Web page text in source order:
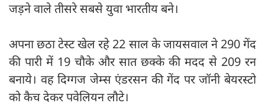
जड़ने वाले तीसरे सबसे युवा भारतीय बने।
अपना छठा टेस्ट खेल रहे 22 साल के जायसवाल ने 290 गेंद
की पारी में 19 चौके और सात छक्के की मदद से 209 रन
बनाये। वह दिग्गज जेम्स एंडरसन की गेंद पर जॉनी बेयरस्टो
को कैच देकर पवेलियन लौटे।